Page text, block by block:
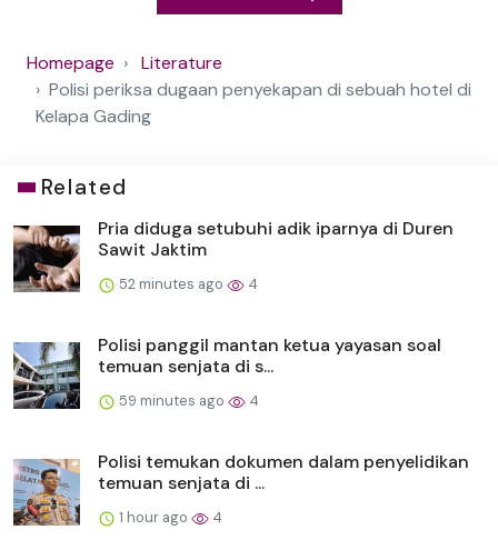
Homepage
Literature
Polisi periksa dugaan penyekapan di sebuah hotel di
Kelapa Gading
Related
Pria diduga setubuhi adik iparnya di Duren
Sawit Jaktim
52 minutes ago 4
Polisi panggil mantan ketua yayasan soal
temuan senjata di s...
59 minutes ago 4
Polisi temukan dokumen dalam penyelidikan
temuan senjata di ...
1 hour ago 4